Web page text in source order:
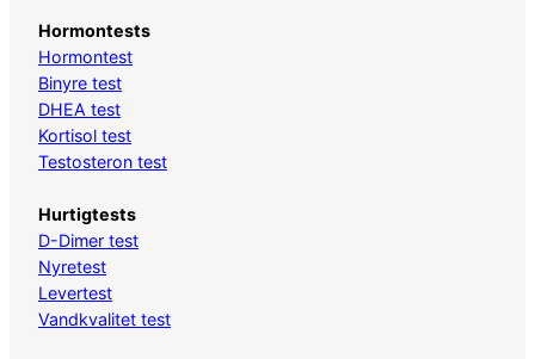
Hormontests
Hormontest
Binyre test
DHEA test
Kortisol test
Testosteron test
Hurtigtests
D-Dimer test
Nyretest
Levertest
Vandkvalitet test